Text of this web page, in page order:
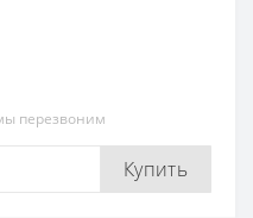
перезвоним
Купить